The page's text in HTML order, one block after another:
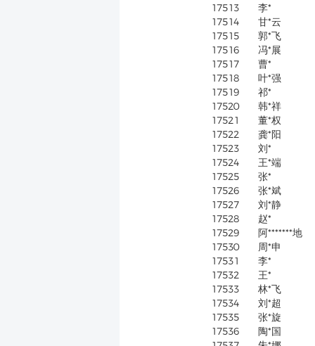
17513
李*
17514
甘*云
17515
郭*飞
17516
冯*展
17517
曹*
17518
叶*强
17519
祁*
17520
韩*祥
17521
董*权
17522
龚*阳
17523
刘*
17524
王*端
17525
张*
17526
张*斌
17527
刘*静
17528
赵*
17529
阿*******地
17530
周*申
17531
李*
17532
王*
17533
林*飞
17534
刘*超
17535
张*旋
17536
陶*国